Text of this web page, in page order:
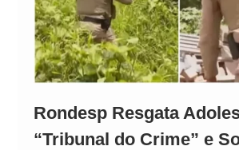
Rondesp Resgata
“Tribunal do Crime” e